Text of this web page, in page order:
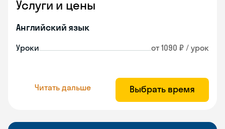
Услуги и цены
Английский язык
Уроки от 1090 ₽ / урок
Читать дальше Выбрать время